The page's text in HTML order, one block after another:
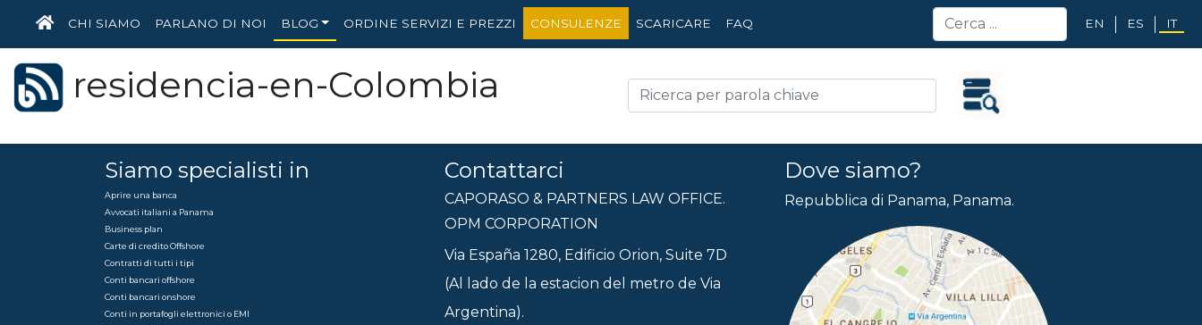
HOME
CHI SIAMO PARLANO DI NOI BLOG ORDINE SERVIZI E PREZZI CONSULENZE SCARICARE FAQ EN ES IT
residencia-en-Colombia
Siamo specialisti in
Aprire una banca
Avvocati italiani a Panama
Business plan
Carte di credito Offshore
Contratti di tutti i tipi
Conti bancari offshore
Conti bancari onshore
Conti in portafogli elettronici o EMI
Contattarci
CAPORASO & PARTNERS LAW OFFICE.
OPM CORPORATION
Via España 1280, Edificio Orion, Suite 7D
(Al lado de la estacion del metro de Via
Argentina).
Dove siamo?
Repubblica di Panama, Panama.